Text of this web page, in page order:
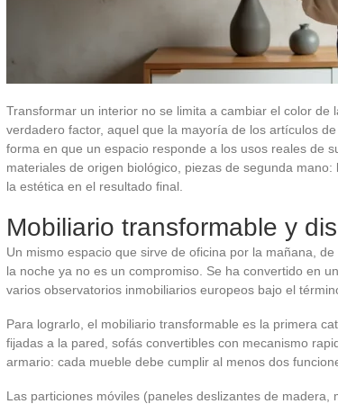
Transformar un interior no se limita a cambiar el color de
verdadero factor, aquel que la mayoría de los artículos
forma en que un espacio responde a los usos reales de
materiales de origen biológico, piezas de segunda
la estética en el resultado final.
Mobiliario transformable y
Un mismo espacio que sirve de oficina por la mañana,
la noche ya no es un compromiso. Se ha convertido en
varios observatorios inmobiliarios europeos bajo el
Para lograrlo, el mobiliario transformable es la primera
fijadas a la pared, sofás convertibles con mecanismo
armario: cada mueble debe cumplir al menos dos
Las particiones móviles (paneles deslizantes de madera,